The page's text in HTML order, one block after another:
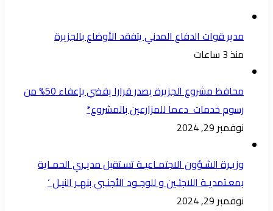
مدير قوات الدفاع المدني يتفقد الأوضاع بالجزيرة
منذ 3 ساعات
محافظ مشروع الجزيرة يصدر قرارا يقضي بإعفاء 50% من
رسوم خدمات دعما للمزارعين بالمشروع*
نوفمبر 29, 2024
وزيـرة الشـؤون الاجتمـاعيـة تسـتقبل مديـري الحمـاية
بمعـتمديـة اللاجئـين و للوجـود الأجنـبي بنهـر النيـل ‘
نوفمبر 29, 2024